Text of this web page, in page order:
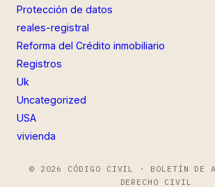
Protección de datos
reales-registral
Reforma del Crédito inmobiliario
Registros
Uk
Uncategorized
USA
vivienda
© 2026 CÓDIGO CIVIL · BOLETÍN DE
DERECHO CIVIL